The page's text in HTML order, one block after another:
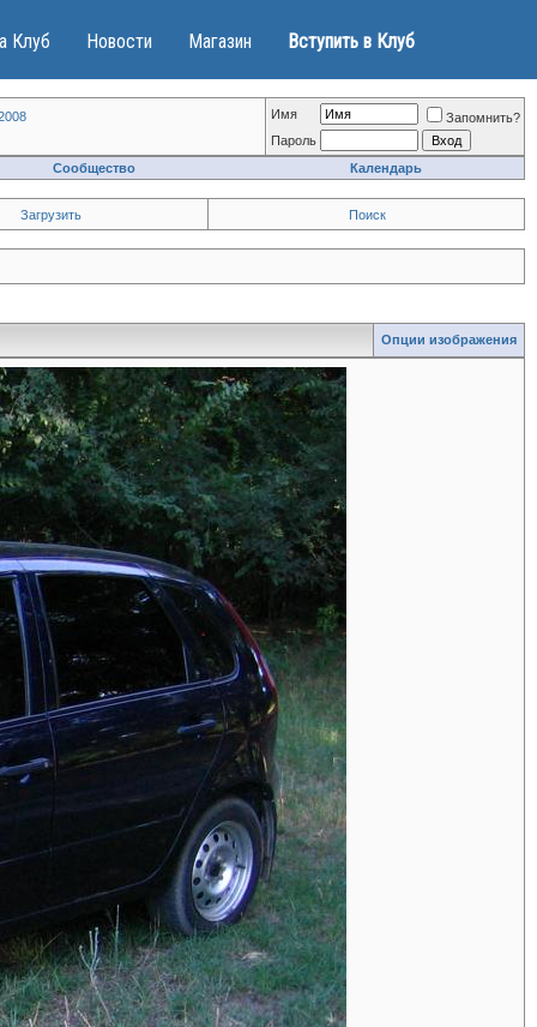
Клуб Новости Магазин Вступить в Клуб
Имя
Запомнить?
Пароль
Сообщество
Календарь
Загрузить Поиск
Опции изображения